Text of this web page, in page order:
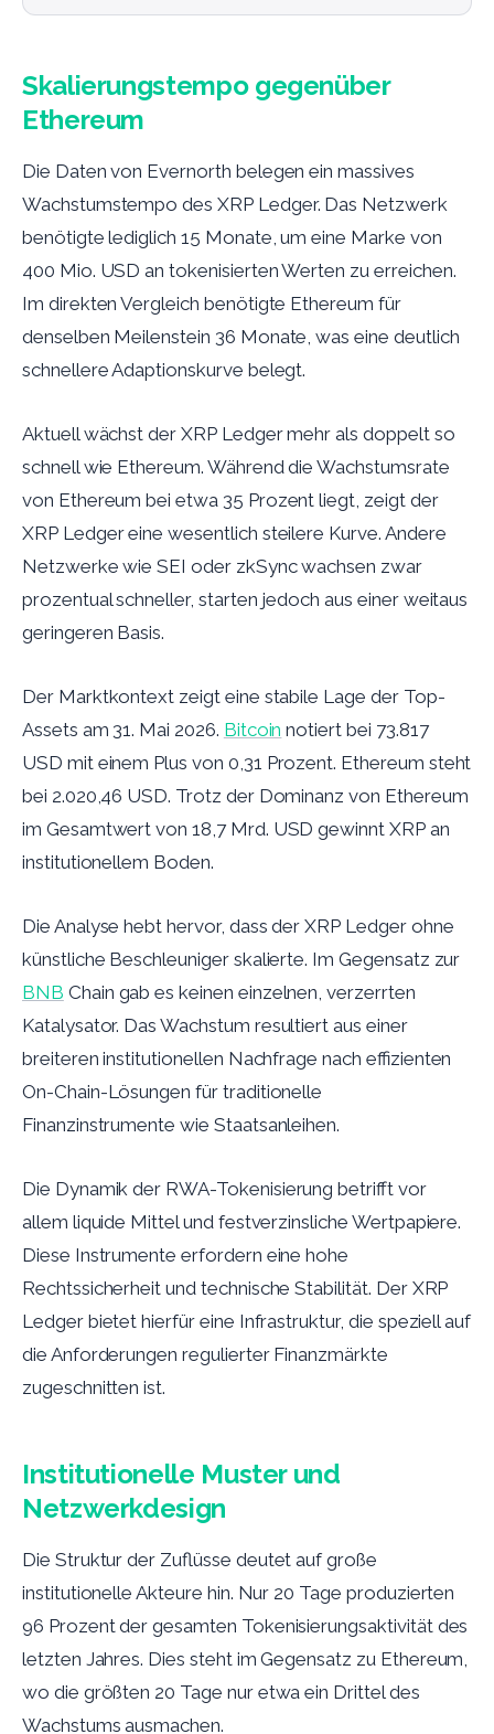
Skalierungstempo gegenüber
Ethereum
Die Daten von Evernorth belegen ein massives
Wachstumstempo des XRP Ledger. Das Netzwerk
benötigte lediglich 15 Monate, um eine Marke von
400 Mio. USD an tokenisierten Werten zu erreichen.
Im direkten Vergleich benötigte Ethereum für
denselben Meilenstein 36 Monate, was eine deutlich
schnellere Adaptionskurve belegt.
Aktuell wächst der XRP Ledger mehr als doppelt so
schnell wie Ethereum. Während die Wachstumsrate
von Ethereum bei etwa 35 Prozent liegt, zeigt der
XRP Ledger eine wesentlich steilere Kurve. Andere
Netzwerke wie SEI oder zkSync wachsen zwar
prozentual schneller, starten jedoch aus einer weitaus
geringeren Basis.
Der Marktkontext zeigt eine stabile Lage der Top-
Assets am 31. Mai 2026. Bitcoin notiert bei 73.817
USD mit einem Plus von 0,31 Prozent. Ethereum steht
bei 2.020,46 USD. Trotz der Dominanz von Ethereum
im Gesamtwert von 18,7 Mrd. USD gewinnt XRP an
institutionellem Boden.
Die Analyse hebt hervor, dass der XRP Ledger ohne
künstliche Beschleuniger skalierte. Im Gegensatz zur
BNB Chain gab es keinen einzelnen, verzerrten
Katalysator. Das Wachstum resultiert aus einer
breiteren institutionellen Nachfrage nach effizienten
On-Chain-Lösungen für traditionelle
Finanzinstrumente wie Staatsanleihen.
Die Dynamik der RWA-Tokenisierung betrifft vor
allem liquide Mittel und festverzinsliche Wertpapiere.
Diese Instrumente erfordern eine hohe
Rechtssicherheit und technische Stabilität. Der XRP
Ledger bietet hierfür eine Infrastruktur, die speziell auf
die Anforderungen regulierter Finanzmärkte
zugeschnitten ist.
Institutionelle Muster und
Netzwerkdesign
Die Struktur der Zuflüsse deutet auf große
institutionelle Akteure hin. Nur 20 Tage produzierten
96 Prozent der gesamten Tokenisierungsaktivität des
letzten Jahres. Dies steht im Gegensatz zu Ethereum,
wo die größten 20 Tage nur etwa ein Drittel des
Wachstums ausmachen.